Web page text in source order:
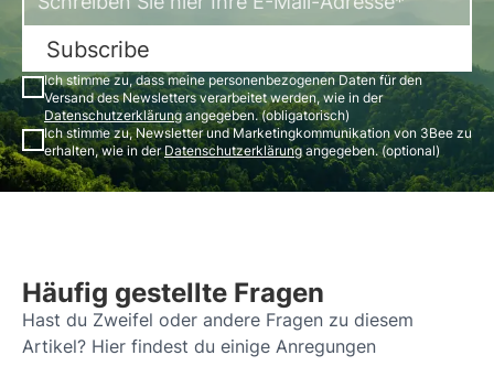
Subscribe
Ich stimme zu, dass meine personenbezogenen Daten für den
Versand des Newsletters verarbeitet werden, wie in der
Datenschutzerklärungangegeben. (obligatorisch)
Ich stimme zu, Newsletter und Marketingkommunikation von 3Bee zu
erhalten, wie in derDatenschutzerklärungangegeben. (optional)
Häufig gestellte Fragen
Hast du Zweifel oder andere Fragen zu diesem
Artikel? Hier findest du einige Anregungen